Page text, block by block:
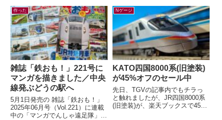
作った
雑誌「鉄おも！」221号に
マンガを描きました／中央
線発ぶどうの駅へ
5月1日発売の 雑誌「鉄おも！」
2025年06月号（Vol.221）に連載
中の「マンガでんしゃ遠足隊」最
Nゲージ
KATO四国8000系(旧塗装)
が45%オフのセール中
先日、TGVの記事内でもチラっ
と触れましたが、JR四国8000系
(旧塗装)が、楽天ブックスで45%